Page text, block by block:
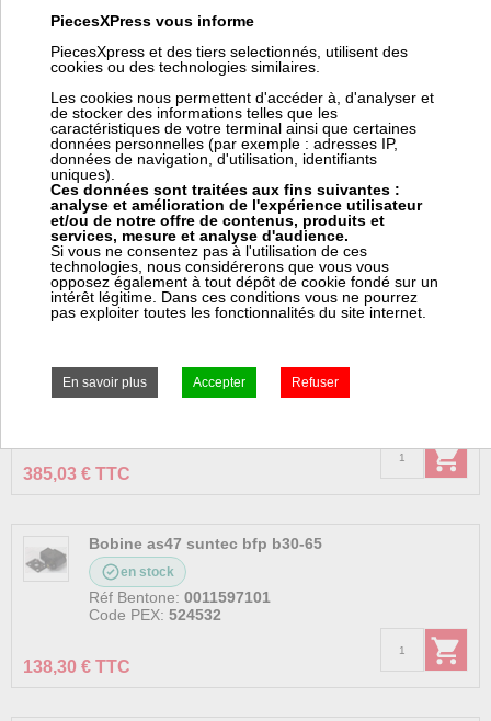
Réf Bentone:0011593601
6,30 € TTC
Bloc gaz mbdle 407b01S50
en stock
Réf Bentone:0011567071
Code PEX:343007
2 388,80 € TTC
en stock
385,03 € TTC
Bobine as47 suntec bfp b30-65
en stock
Réf Bentone: 0011597101
Code PEX: 524532
138,30 € TTC
PiecesXPress vous informe
PiecesXpress et des tiers selectionnés, utilisent des
cookies ou des technologies similaires.
Les cookies nous permettent d'accéder à, d'analyser et
de stocker des informations telles que les
caractéristiques de votre terminal ainsi que certaines
données personnelles (par exemple : adresses IP,
données de navigation, d'utilisation, identifiants
uniques).
Ces données sont traitées aux fins suivantes :
analyse et amélioration de l'expérience utilisateur
et/ou de notre offre de contenus, produits et
services, mesure et analyse d'audience.
Si vous ne consentez pas à l'utilisation de ces
technologies, nous considérerons que vous vous
opposez également à tout dépôt de cookie fondé sur un
intérêt légitime. Dans ces conditions vous ne pourrez
pas exploiter toutes les fonctionnalités du site internet.